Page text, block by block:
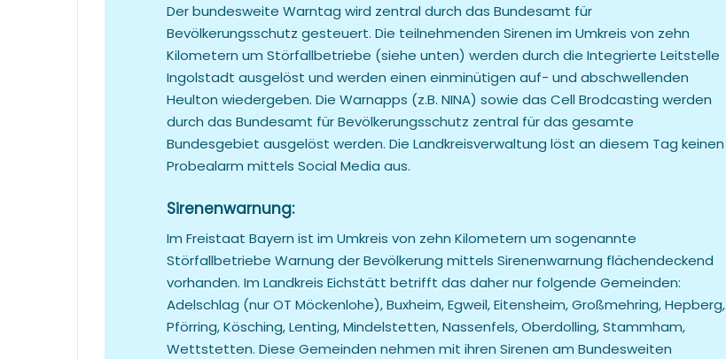
Der bundesweite Warntag wird zentral durch das Bundesamt für
Bevölkerungsschutz gesteuert. Die teilnehmenden Sirenen im Umkreis von zehn
Kilometern um Störfallbetriebe (siehe unten) werden durch die Integrierte Leitstelle
Ingolstadt ausgelöst und werden einen einminütigen auf- und abschwellenden
Heulton wiedergeben. Die Warnapps (z.B. NINA) sowie das Cell Brodcasting werden
durch das Bundesamt für Bevölkerungsschutz zentral für das gesamte
Bundesgebiet ausgelöst werden. Die Landkreisverwaltung löst an diesem Tag keinen
Probealarm mittels Social Media aus.
Sirenenwarnung:
Im Freistaat Bayern ist im Umkreis von zehn Kilometern um sogenannte
Störfallbetriebe Warnung der Bevölkerung mittels Sirenenwarnung flächendeckend
vorhanden. Im Landkreis Eichstätt betrifft das daher nur folgende Gemeinden:
Adelschlag (nur OT Möckenlohe), Buxheim, Egweil, Eitensheim, Großmehring, Hepberg,
Pförring, Kösching, Lenting, Mindelstetten, Nassenfels, Oberdolling, Stammham,
Wettstetten. Diese Gemeinden nehmen mit ihren Sirenen am Bundesweiten